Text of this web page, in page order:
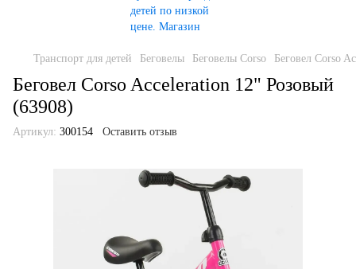
Транспорт для детей Беговелы Беговелы Corso Беговел Corso
Беговел Corso Acceleration 12" Розовый
(63908)
Артикул: 300154 Оставить отзыв